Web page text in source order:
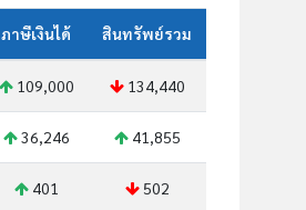
ภาษีเงินได้ สินทรัพย์รวม
109,000 134,440
36,246 41,855
401 502